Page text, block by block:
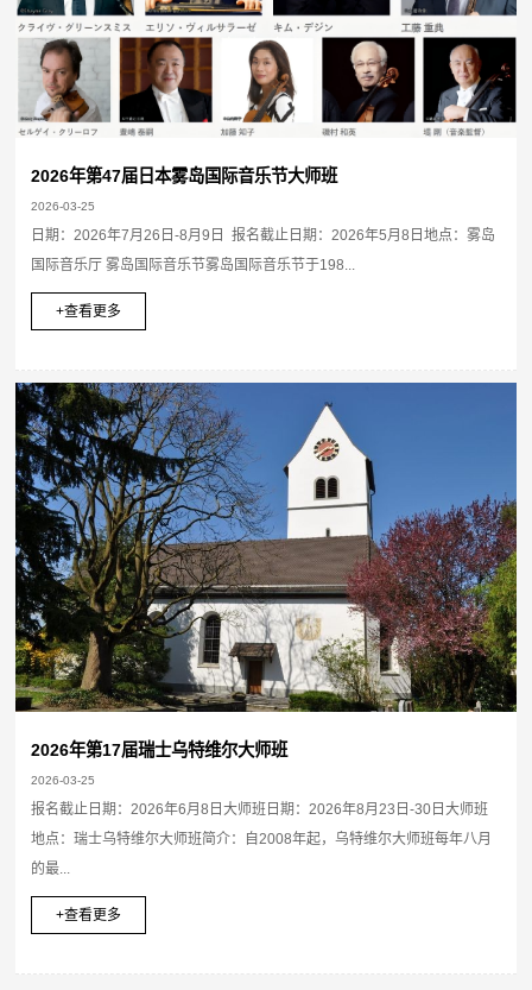
2026年第47届日本雾岛国际音乐节大师班
2026-03-25
日期：2026年7月26日-8月9日 报名截止日期：2026年5月8日地点：雾岛
国际音乐厅 雾岛国际音乐节雾岛国际音乐节于198...
+查看更多
2026年第17届瑞士乌特维尔大师班
2026-03-25
报名截止日期：2026年6月8日大师班日期：2026年8月23日-30日大师班
地点：瑞士乌特维尔大师班简介：自2008年起，乌特维尔大师班每年八月
的最...
+查看更多